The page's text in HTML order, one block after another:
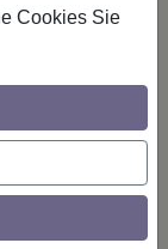
Verano
Cookies Sie